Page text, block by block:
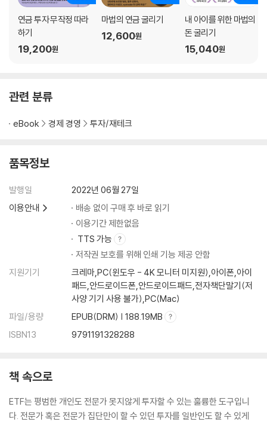
05 신흥국 채권 ETF
06 대체투자 ETF
7장 투자 목적에 맞는 ETF 상세 분류
03 국내 팩터형
05 국내 전략형
08 글로벌 자산배분형
10 미국 팩터형
11 미국 테마형
16 중국 테마형
19 레버리지와 인버스
연금 투자 무작정 따라
하기
19,200원
마법의 연금 굴리기
12,600원
내 아이를 위한 마법의
돈 굴리기
15,040원
관련 분류
eBook 경제 경영 투자/재테크
품목정보
발행일
2022년 06월 27일
이용안내
배송 없이 구매 후 바로 읽기
이용기간 제한없음
TTS 가능
저작권 보호를 위해 인쇄 기능 제공 안함
지원기기
크레마,PC(윈도우 - 4K 모니터 미지원),아이폰,아이
패드,안드로이드폰,안드로이드패드,전자책단말기(저
사양 기기 사용 불가),PC(Mac)
파일/용량
EPUB(DRM) | 188.19MB
ISBN13
9791191328288
책 속으로
ETF는 평범한 개인도 전문가 못지않게 투자할 수 있는 훌륭한 도구입니
다. 전문가 혹은 전문가 집단만이 할 수 있던 투자를 일반인도 할 수 있게